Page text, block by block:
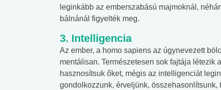
leginkább az emberszabású majmoknál,
bálnánál figyelték meg.
3. Intelligencia
Az ember, a homo sapiens az úgynevezett
mentálisan. Természetesen sok fajtája
hasznosítsuk őket, mégis az intelligenciát
gondolkozzunk, érveljünk,